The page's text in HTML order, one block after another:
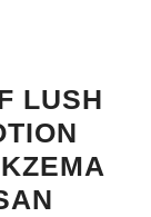
LUSH